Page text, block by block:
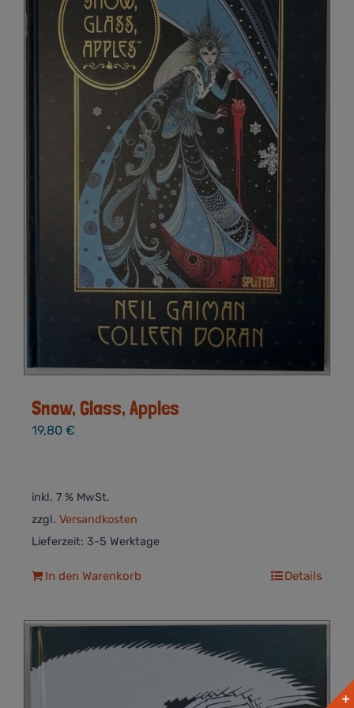
Snow, Glass, Apples
19,80 €
inkl. 7 % MwSt.
zzgl. Versandkosten
Lieferzeit: 3-5 Werktage
In den Warenkorb Details